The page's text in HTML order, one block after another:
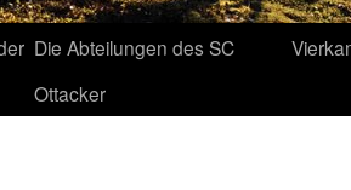
Die Abteilungen des SC
Ottacker